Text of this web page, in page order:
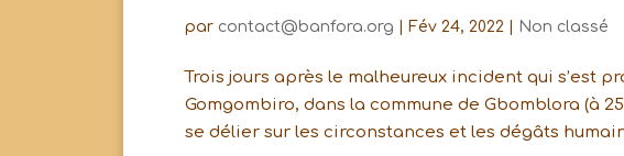
par contact@banfora.org Fév 24, 2022 Non classé
Trois jours après le malheureux incident qui s’est
Gomgombiro, dans la commune de Gbomblora (à
se délier sur les circonstances et les dégâts